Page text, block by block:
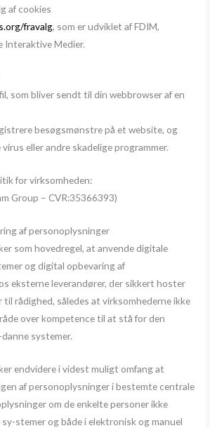
af cookies
fravalg, som er udviklet af FDIM,
Interaktive Medier.
som bliver sendt til din webbrowser af en
besøgsmønstre på et website, og
eller andre skadelige programmer.
for virksomheden:
Group – CVR:35366393)
af personoplysninger
som hovedregel, at anvende digitale
og digital opbevaring af
eksterne leverandører, der sikkert hoster
rådighed, således at virksomhederne ikke
over kompetence til at stå for den
systemer.
endvidere i videst muligt omfang at
af personoplysninger i bestemte centrale
om de enkelte personer ikke
stemer og både i elektronisk og manuel